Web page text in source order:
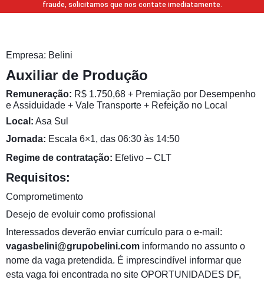
fraude, solicitamos que nos contate imediatamente.
Empresa: Belini
Auxiliar de Produção
Remuneração: R$ 1.750,68 + Premiação por Desempenho
e Assiduidade + Vale Transporte + Refeição no Local
Local: Asa Sul
Jornada: Escala 6×1, das 06:30 às 14:50
Regime de contratação: Efetivo – CLT
Requisitos:
Comprometimento
Desejo de evoluir como profissional
Interessados deverão enviar currículo para o e-mail:
vagasbelini@grupobelini.com informando no assunto o
nome da vaga pretendida. É imprescindível informar que
esta vaga foi encontrada no site OPORTUNIDADES DF,